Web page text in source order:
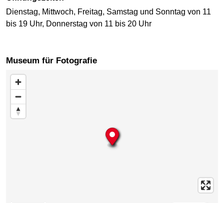
Dienstag, Mittwoch, Freitag, Samstag und Sonntag von 11
bis 19 Uhr, Donnerstag von 11 bis 20 Uhr
Museum für Fotografie
Karte überspringen